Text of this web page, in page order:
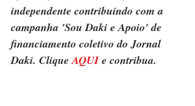
independente contribuindo com a
campanha 'Sou Daki e Apoio' de
financiamento coletivo do Jornal
Daki. Clique AQUI e contribua.